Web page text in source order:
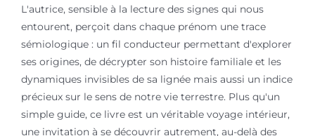
L'autrice, sensible à la lecture des signes qui nous
entourent, perçoit dans chaque prénom une trace
sémiologique : un fil conducteur permettant d'explorer
ses origines, de décrypter son histoire familiale et les
dynamiques invisibles de sa lignée mais aussi un indice
précieux sur le sens de notre vie terrestre. Plus qu'un
simple guide, ce livre est un véritable voyage intérieur,
une invitation à se découvrir autrement, au-delà des